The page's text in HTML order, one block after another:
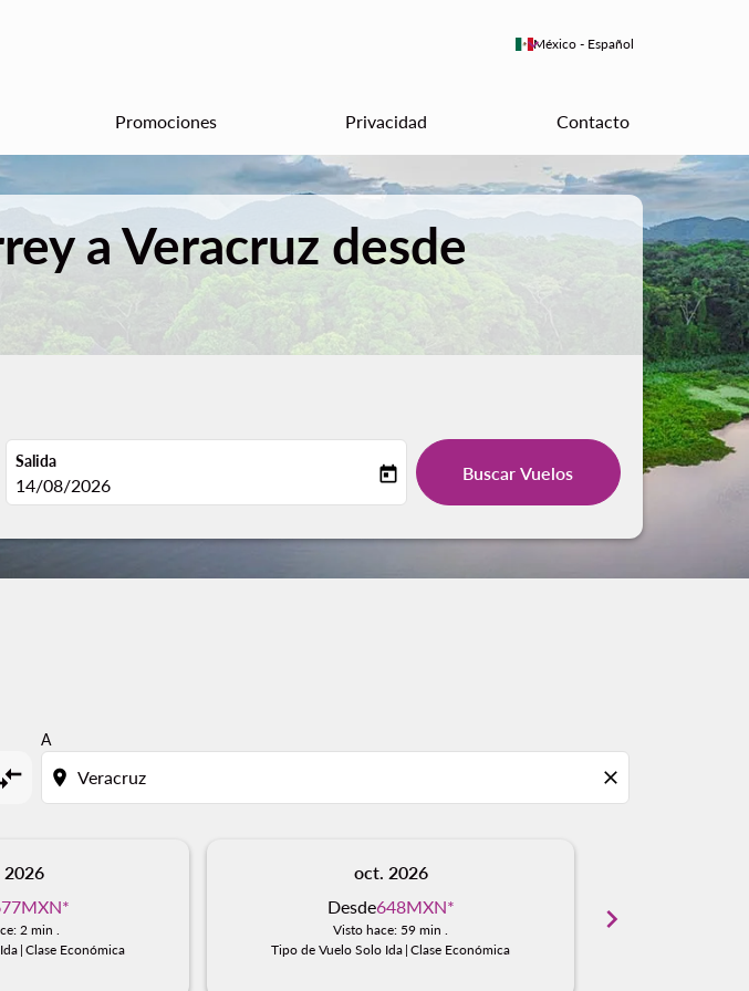
México - Español
keyboard_arrow_down
Promociones Privacidad Contacto
a Veracruz desde
Salida
fc-booking-departure-date-aria-label
14/08/2026 today Buscar Vuelos
A
location_on close
2026
*
2 min .
| Clase Económica
oct. 2026
Desde648MXN*
Visto hace: 59 min .
Tipo de Vuelo Solo Ida | Clase Económica
chevron_right